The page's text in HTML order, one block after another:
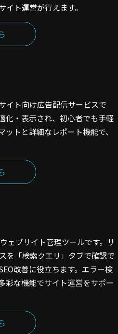
ト運営が行えます。
イト向け広告配信サービスで
化・表示され、初心者でも手軽
トと詳細なレポート機能で、
ェブサイト管理ツールです。サ
を「検索クエリ」タブで確認で
改善に役立ちます。エラー検
彩な機能でサイト運営をサポー